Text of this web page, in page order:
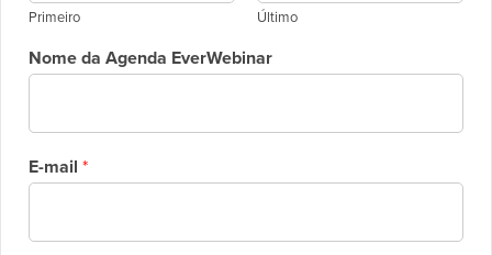
Primeiro Último
Nome da Agenda EverWebinar
E-mail *